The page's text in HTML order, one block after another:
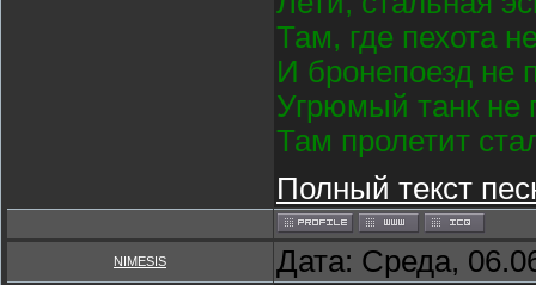
Там, где пехота
И бронепоезд не
Угрюмый танк не
Там пролетит
Полный текст
NIMESIS Дата: Среда,